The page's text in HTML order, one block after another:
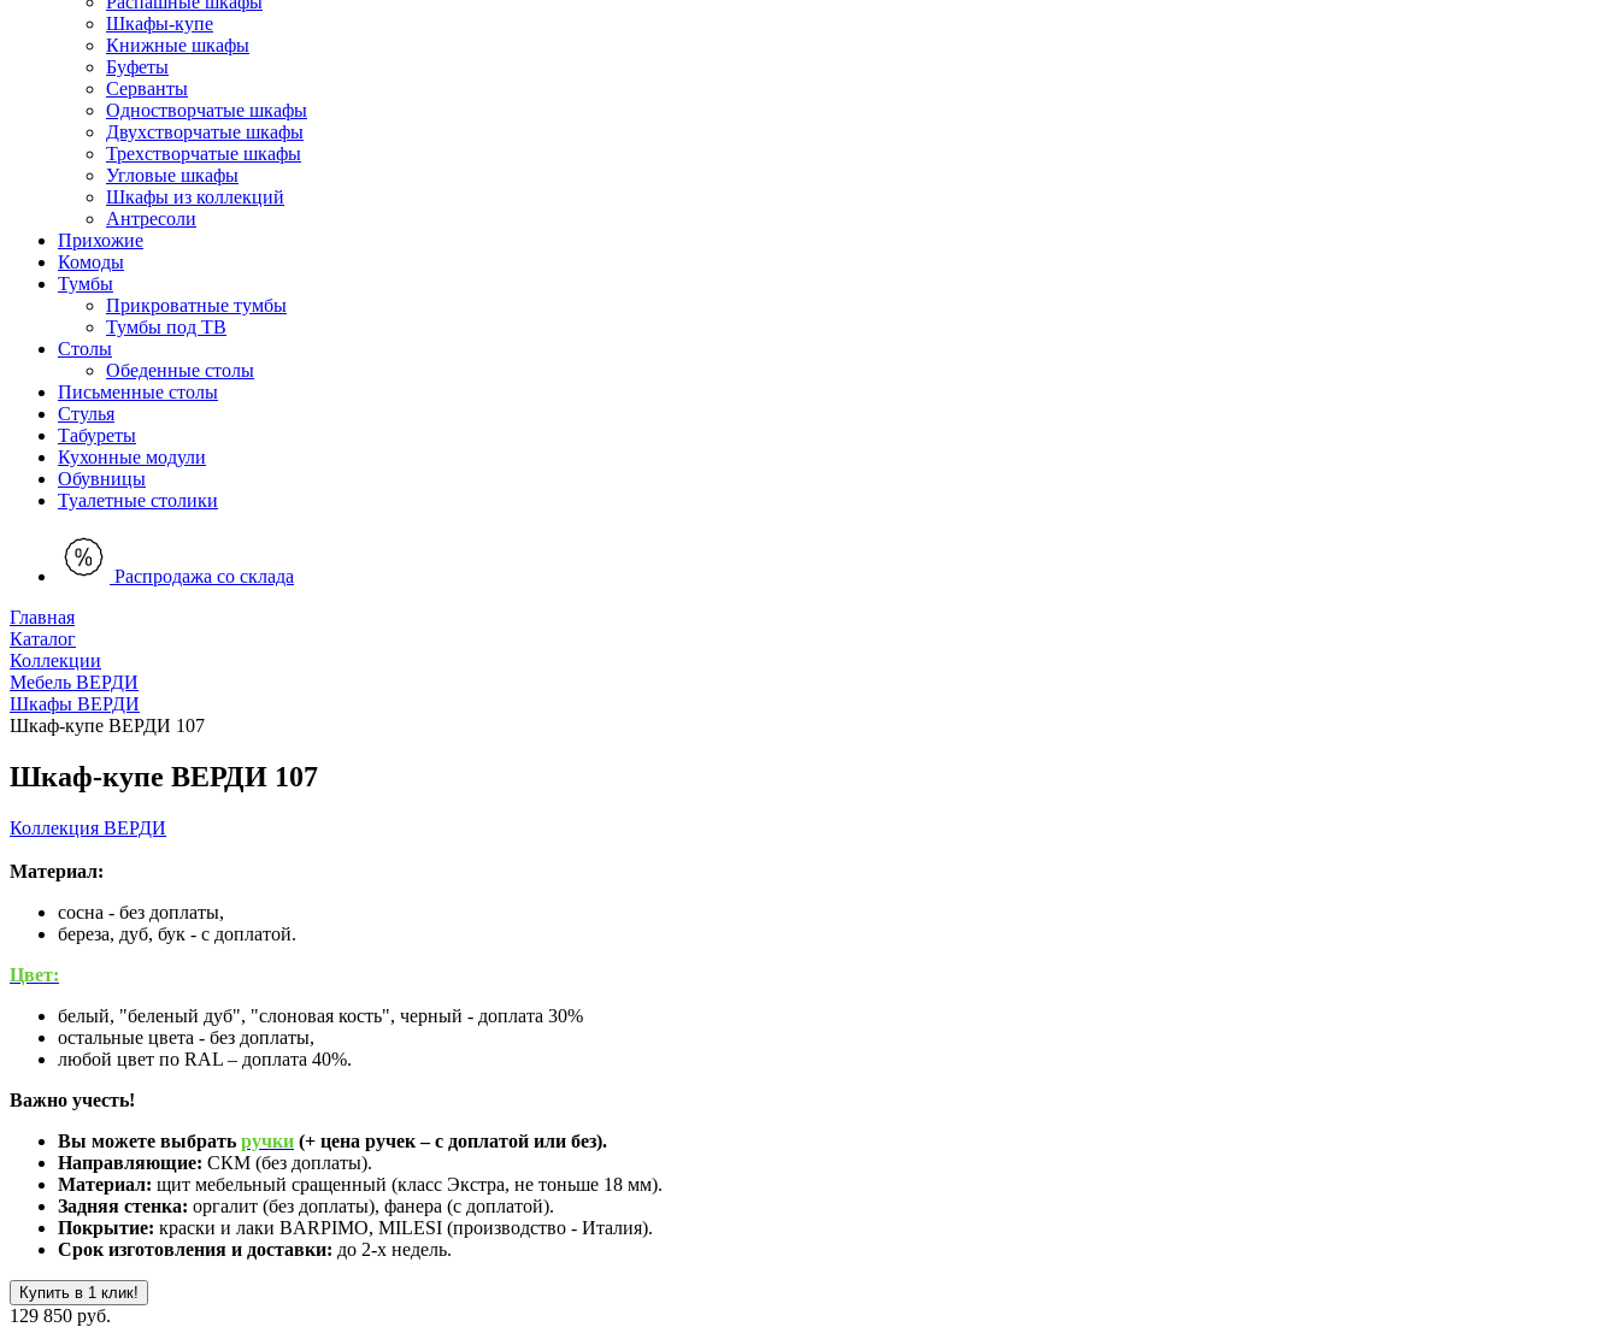
Шкафы-купе
Книжные шкафы
Буфеты
Серванты
Одностворчатые шкафы
Двухстворчатые шкафы
Трехстворчатые шкафы
Угловые шкафы
Шкафы из коллекций
Антресоли
Прихожие
Комоды
Тумбы
Прикроватные тумбы
Тумбы под ТВ
Столы
Обеденные столы
Письменные столы
Стулья
Табуреты
Кухонные модули
Обувницы
Туалетные столики
Распродажа со склада
Главная
Каталог
Коллекции
Мебель ВЕРДИ
Шкафы ВЕРДИ
Шкаф-купе ВЕРДИ 107
Шкаф-купе ВЕРДИ 107
Коллекция ВЕРДИ
Материал:
сосна - без доплаты,
береза, дуб, бук - с доплатой.
Цвет:
белый, "беленый дуб", "слоновая кость", черный - доплата 30%
остальные цвета - без доплаты,
любой цвет по RAL – доплата 40%.
Важно учесть!
Вы можете выбрать ручки (+ цена ручек – с доплатой или без).
Направляющие: СКМ (без доплаты).
Материал: щит мебельный сращенный (класс Экстра, не тоньше 18 мм).
Задняя стенка: оргалит (без доплаты), фанера (с доплатой).
Покрытие: краски и лаки BARPIMO, MILESI (производство - Италия).
Срок изготовления и доставки: до 2-х недель.
Купить в 1 клик!
129 850 руб.